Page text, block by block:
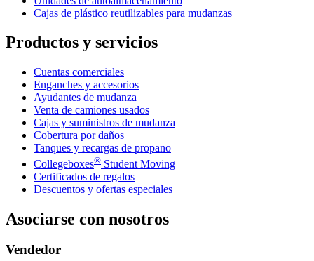
Cajas de plástico reutilizables para mudanzas
Productos y servicios
Cuentas comerciales
Enganches y accesorios
Ayudantes de mudanza
Venta de camiones usados
Cajas y suministros de mudanza
Cobertura por daños
Tanques y recargas de propano
Collegeboxes® Student Moving
Certificados de regalos
Descuentos y ofertas especiales
Asociarse con nosotros
Vendedor